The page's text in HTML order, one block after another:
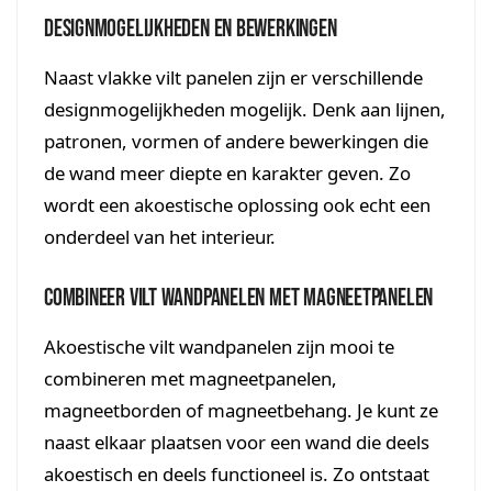
Designmogelijkheden en bewerkingen
Naast vlakke vilt panelen zijn er verschillende
designmogelijkheden mogelijk. Denk aan lijnen,
patronen, vormen of andere bewerkingen die
de wand meer diepte en karakter geven. Zo
wordt een akoestische oplossing ook echt een
onderdeel van het interieur.
Combineer vilt wandpanelen met magneetpanelen
Akoestische vilt wandpanelen zijn mooi te
combineren met magneetpanelen,
magneetborden of magneetbehang. Je kunt ze
naast elkaar plaatsen voor een wand die deels
akoestisch en deels functioneel is. Zo ontstaat